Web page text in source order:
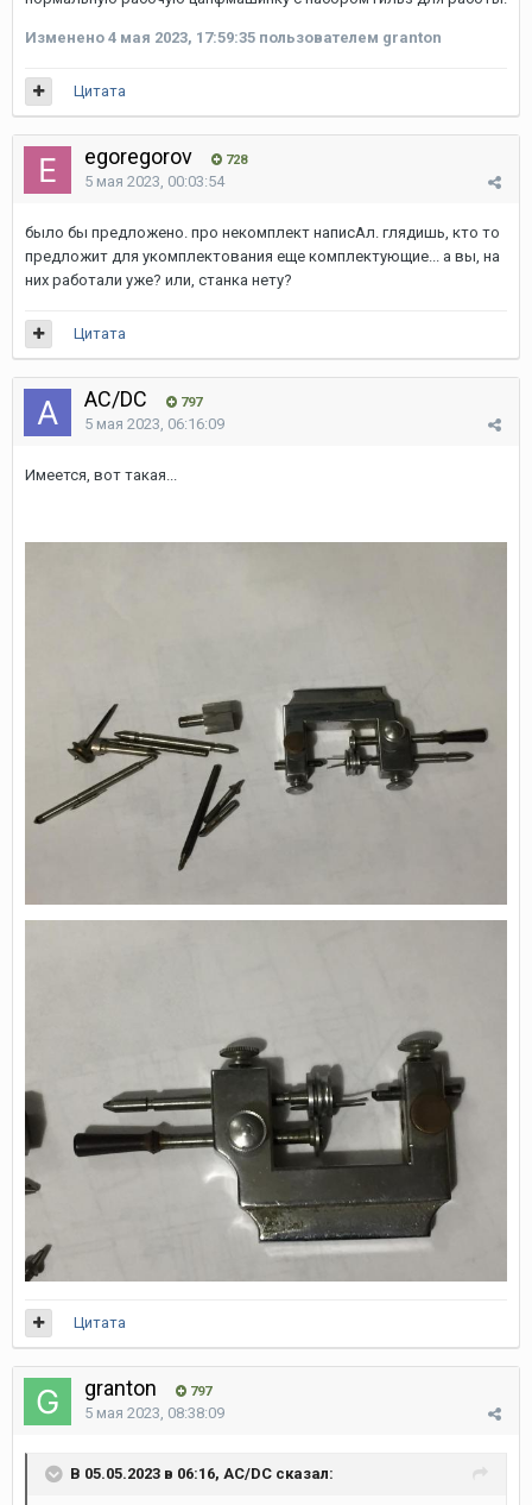
Изменено 4 мая 2023, 17:59:35 пользователем granton
Цитата
egoregorov 728
5 мая 2023, 00:03:54
было бы предложено. про некомплект написАл. глядишь, кто то
предложит для укомплектования еще комплектующие... а вы, на
них работали уже? или, станка нету?
Цитата
AC/DC 797
5 мая 2023, 06:16:09
Имеется, вот такая...
Цитата
granton 797
5 мая 2023, 08:38:09
В 05.05.2023 в 06:16, AC/DC сказал: